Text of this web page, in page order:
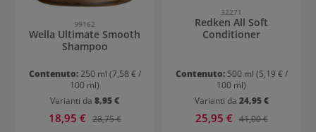
99162
Wella Ultimate Smooth
Shampoo
Contenuto:250 ml (7,58 € /
100 ml)
Varianti da 8,95 €
Prezzo di vendita:
18,95 € Prezzo normale:
28,75 €
32271
Redken All Soft
Conditioner
Contenuto: 500 ml (5,19 € /
100 ml)
Varianti da 24,95 €
Prezzo di vendita:
25,95 € Prezzo normale:
41,00 €